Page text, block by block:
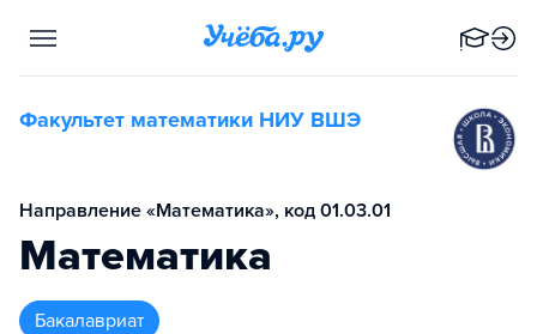
Факультет математики НИУ ВШЭ
Направление «Математика», код 01.03.01
Математика
бакалавриат